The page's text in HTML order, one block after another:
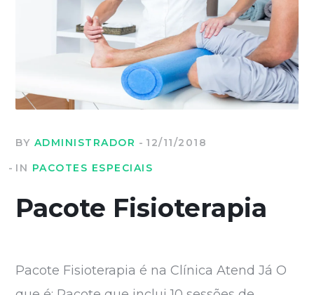
BY ADMINISTRADOR
12/11/2018
IN PACOTES ESPECIAIS
Pacote Fisioterapia
Pacote Fisioterapia é na Clínica Atend Já O